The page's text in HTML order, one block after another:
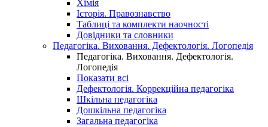
Хімія
Історія. Правознавство
Таблиці та комплекти наочності
Довідники та словники
Педагогіка. Виховання. Дефектологія. Логопедія
Педагогіка. Виховання. Дефектологія.
Логопедія
Показати всі
Дефектологія. Коррекційна педагогіка
Шкільна педагогіка
Дошкільна педагогіка
Загальна педагогіка